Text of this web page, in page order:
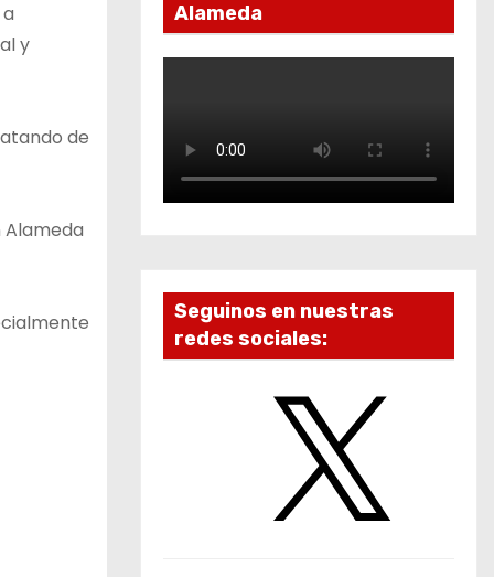
y
de
Alameda
Alameda
Seguinos en nuestras
redes sociales: